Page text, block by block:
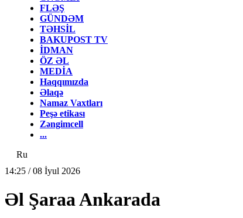
FLƏŞ
GÜNDƏM
TƏHSİL
BAKUPOST TV
İDMAN
ÖZ ƏL
MEDİA
Haqqımızda
Əlaqə
Namaz Vaxtları
Peşə etikası
Zəngimcell
...
Ru
14:25 / 08 İyul 2026
Əl Şaraa Ankarada